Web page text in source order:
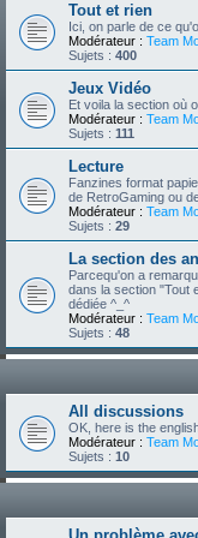
Tout et rien
Ici, on parle de ce
Modérateur : Team
Sujets : 400
Jeux Vidéo
Et voila la section où
Modérateur : Team
Sujets : 111
Lecture
Fanzines format
de RetroGaming ou
Modérateur : Team
Sujets : 29
La section des
Parcequ'on a
dans la section "Tout
dédiée ^_^
Modérateur : Team
Sujets : 48
All discussions
OK, here is the
Modérateur : Team
Sujets : 10